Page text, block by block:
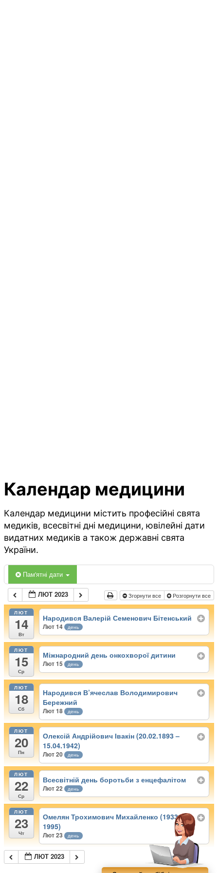
Календар медицини
Календар медицини містить професійні свята
медиків, всесвітні дні медицини, ювілейні дати
видатних медиків а також державні свята
України.
Пам'ятні дати
ЛЮТ 2023 Згорнути все Розгорнути все
ЛЮТ
14
Вт
Народився Валерій Семенович Бітенський
Лют 14 день
ЛЮТ
15
Ср
Міжнародний день онкохворої дитини
Лют 15 день
ЛЮТ
18
Сб
Народився В’ячеслав Володимирович
Бережний
Лют 18 день
ЛЮТ
20
Пн
Олексій Андрійович Івакін (20.02.1893 –
15.04.1942)
Лют 20 день
ЛЮТ
22
Ср
Всесвітній день боротьби з енцефалітом
Лют 22 день
ЛЮТ
23
Чт
Омелян Трохимович Михайленко (1933 –
1995)
Лют 23 день
ЛЮТ 2023